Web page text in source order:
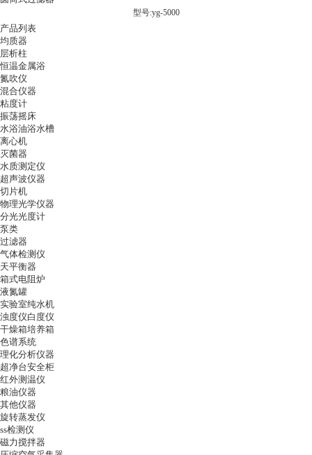
型号:yg-5000
产品列表
均质器
层析柱
恒温金属浴
氮吹仪
混合仪器
粘度计
振荡摇床
水浴油浴水槽
离心机
灭菌器
水质测定仪
超声波仪器
切片机
物理光学仪器
分光光度计
泵类
过滤器
气体检测仪
天平衡器
箱式电阻炉
液氮罐
实验室纯水机
浊度仪白度仪
干燥箱培养箱
色谱系统
理化分析仪器
超净台安全柜
红外测温仪
粮油仪器
其他仪器
旋转蒸发仪
ss检测仪
磁力搅拌器